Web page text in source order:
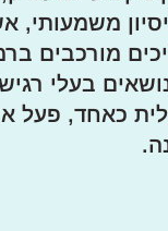
משמעותי,
מורכבים
בעלי
כאחד, פעל